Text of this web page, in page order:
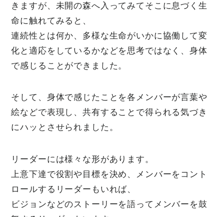
きますが、未開の森へ入ってみてそこに息づく生
命に触れてみると、
連続性とは何か、多様な生命がいかに協働して変
化と適応をしているかなどを思考ではなく、身体
で感じることができました。
そして、身体で感じたことを各メンバーが言葉や
絵などで表現し、共有することで得られる気づき
にハッとさせられました。
リーダーには様々な形があります。
上意下達で役割や目標を決め、メンバーをコント
ロールするリーダーもいれば、
ビジョンなどのストーリーを語ってメンバーを鼓